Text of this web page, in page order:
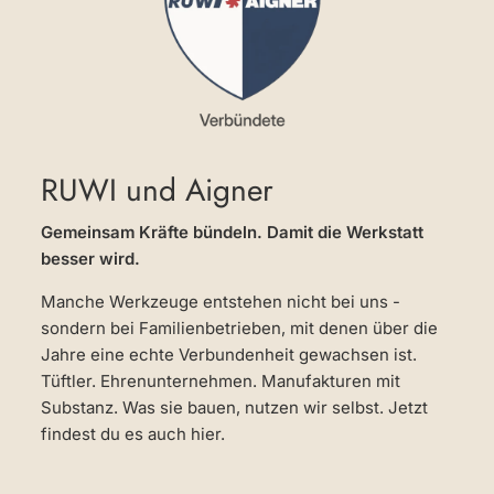
RUWI und Aigner
Gemeinsam Kräfte bündeln. Damit die Werkstatt
besser wird.
Manche Werkzeuge entstehen nicht bei uns -
sondern bei Familienbetrieben, mit denen über die
Jahre eine echte Verbundenheit gewachsen ist.
Tüftler. Ehrenunternehmen. Manufakturen mit
Substanz. Was sie bauen, nutzen wir selbst. Jetzt
findest du es auch hier.